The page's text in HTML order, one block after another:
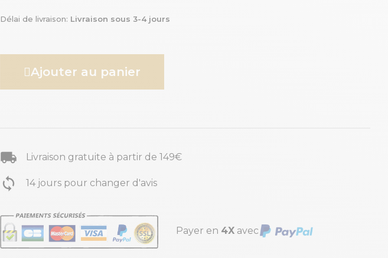
Délai de livraison Livraison sous 3-4 jours
Ajouter au panier
Livraison gratuite à partir de 149€
14 jours pour changer d'avis
Payer en 4Xavec